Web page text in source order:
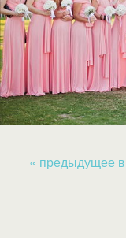
« предыдущее в